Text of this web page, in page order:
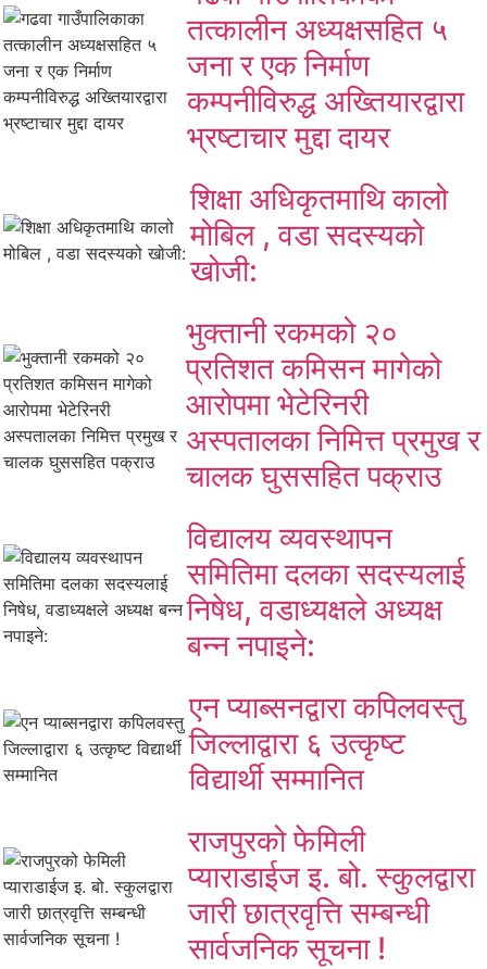
तत्कालीन अध्यक्षसहित ५
जना र एक निर्माण
कम्पनीविरुद्ध अख्तियारद्वारा
भ्रष्टाचार मुद्दा दायर
शिक्षा अधिकृतमाथि कालो
मोबिल , वडा सदस्यको
खोजी:
भुक्तानी रकमको २०
प्रतिशत कमिसन मागेको
आरोपमा भेटेरिनरी
अस्पतालका निमित्त प्रमुख र
चालक घुससहित पक्राउ
विद्यालय व्यवस्थापन
समितिमा दलका सदस्यलाई
निषेध, वडाध्यक्षले अध्यक्ष
बन्न नपाइने:
एन प्याब्सनद्वारा कपिलवस्तु
जिल्लाद्वारा ६ उत्कृष्ट
विद्यार्थी सम्मानित
राजपुरको फेमिली
प्याराडाईज इ. बो. स्कुलद्वारा
जारी छात्रवृत्ति सम्बन्धी
सार्वजनिक सूचना !